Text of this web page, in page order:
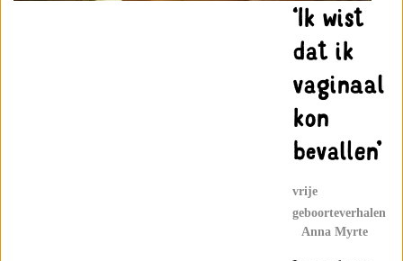
‘Ik wist
dat ik
vaginaal
kon
bevallen’
vrije
geboorteverhalen
Anna Myrte